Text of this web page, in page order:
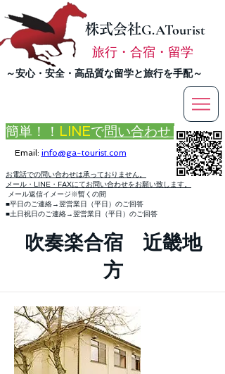
株式会社G.ATourist
旅行・合宿・留学
​～安心・安全・高品質な留学と旅行を手配～
Email: info@ga-tourist.com
簡単！！ LINEで問い合わせ
お電話での問い合わせは承っておりません。
メール・LINE・FAXにてお問い合わせをお願い致します。
メール返信イメージ※暫くの間
■平日のご連絡→翌営業日（平日）のご回答
■土日祝日のご連絡→翌営業日（平日）のご回答
吹奏楽合宿 近畿地
方